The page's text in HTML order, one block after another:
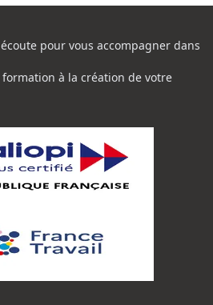
pour vous accompagner dans
à la création de votre